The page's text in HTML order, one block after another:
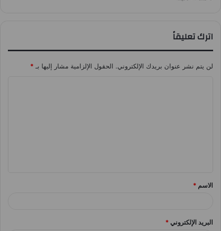
اترك تعليقاً
لن يتم نشر عنوان بريدك الإلكتروني. الحقول الإلزامية مشار إليها بـ *
*
الاسم *
البريد الإلكتروني *